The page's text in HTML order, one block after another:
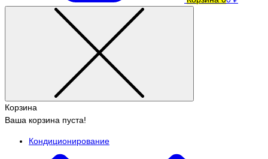
Корзина
Ваша корзина пуста!
Кондиционирование